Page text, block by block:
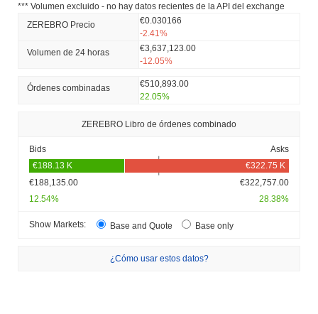
*** Volumen excluido - no hay datos recientes de la API del exchange
ZEREBRO Precio
€0.030166
-2.41%
Volumen de 24 horas
€3,637,123.00
-12.05%
Órdenes combinadas
€510,893.00
22.05%
ZEREBRO Libro de órdenes combinado
Bids Asks
€188,135.00
€322,757.00
12.54%
28.38%
Show Markets: Base and Quote Base only
¿Cómo usar estos datos?